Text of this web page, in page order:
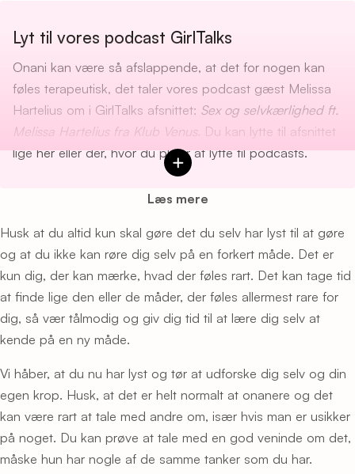
Lyt til vores podcast GirlTalks
Onani kan være så afslappende, at det for nogen kan
føles terapeutisk, det taler vores podcast gæst Melissa
Hartelius om i GirlTalks afsnittet: Sex og selvkærlighed ft.
Melissa Hartelius fra Klub Venus . Du kan lytte til afsnittet
ligehereller der, hvor du plejer at lytte til podcasts.
Læs mere
Husk at du altid kun skal gøre det du selv har lyst til at gøre
og at du ikke kan røre dig selv på en forkert måde. Det er
kun dig, der kan mærke, hvad der føles rart. Det kan tage tid
at finde lige den eller de måder, der føles allermest rare for
dig, så vær tålmodig og giv dig tid til at lære dig selv at
kende på en ny måde.
Vi håber, at du nu har lyst og tør at udforske dig selv og din
egen krop. Husk, at det er helt normalt at onanere og det
kan være rart at tale med andre om, især hvis man er usikker
på noget. Du kan prøve at tale med en god veninde om det,
måske hun har nogle af de samme tanker som du har.